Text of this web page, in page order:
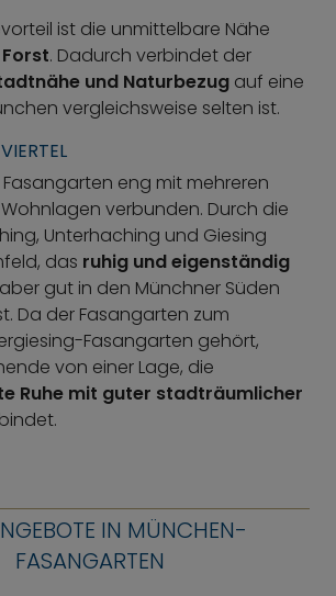
ist die unmittelbare Nähe
. Dadurch verbindet der
und Naturbezug auf eine
vergleichsweise selten ist.
Fasangarten eng mit mehreren
verbunden. Durch die
Unterhaching und Giesing
das ruhig und eigenständig
gut in den Münchner Süden
Da der Fasangarten zum
Fasangarten gehört,
von einer Lage, die
Ruhe mit guter stadträumlicher
IN MÜNCHEN-
FASANGARTEN